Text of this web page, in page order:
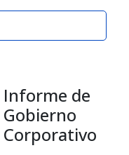
Informe de
Gobierno
Corporativo